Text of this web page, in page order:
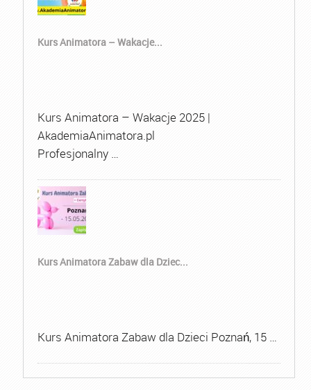
Kurs Animatora – Wakacje...
Kurs Animatora – Wakacje 2025 |
AkademiaAnimatora.pl
Profesjonalny …
Kurs Animatora Zabaw dla Dziec...
Kurs Animatora Zabaw dla Dzieci Poznań, 15 …